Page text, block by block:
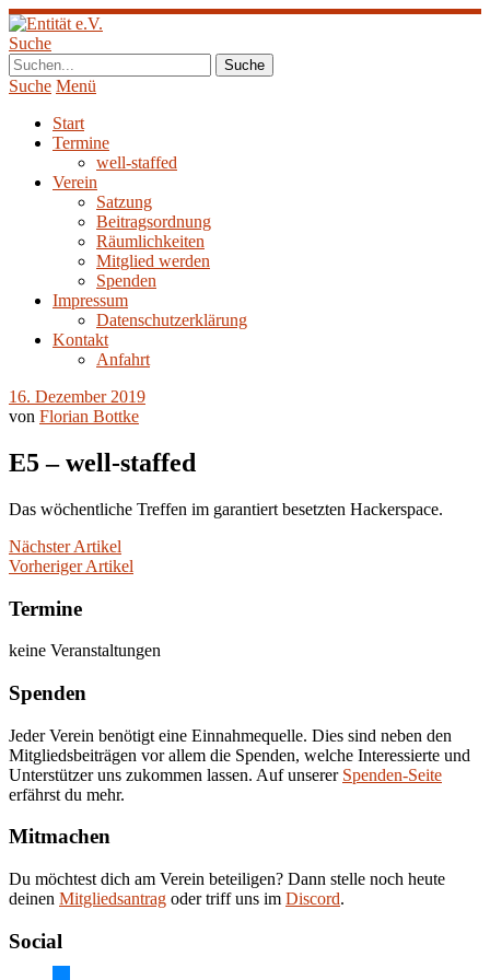
Suche
Suche Menü
Start
Termine
well-staffed
Verein
Satzung
Beitragsordnung
Räumlichkeiten
Mitglied werden
Spenden
Impressum
Datenschutzerklärung
Kontakt
Anfahrt
16. Dezember 2019
von Florian Bottke
E5 – well-staffed
Das wöchentliche Treffen im garantiert besetzten Hackerspace.
Nächster Artikel
Vorheriger Artikel
Termine
keine Veranstaltungen
Spenden
Jeder Verein benötigt eine Einnahmequelle. Dies sind neben den
Mitgliedsbeiträgen vor allem die Spenden, welche Interessierte und
Unterstützer uns zukommen lassen. Auf unserer Spenden-Seite
erfährst du mehr.
Mitmachen
Du möchtest dich am Verein beteiligen? Dann stelle noch heute
deinen Mitgliedsantrag oder triff uns im Discord.
Social